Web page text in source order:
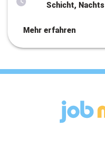
Schicht, Nachts
Mehr erfahren